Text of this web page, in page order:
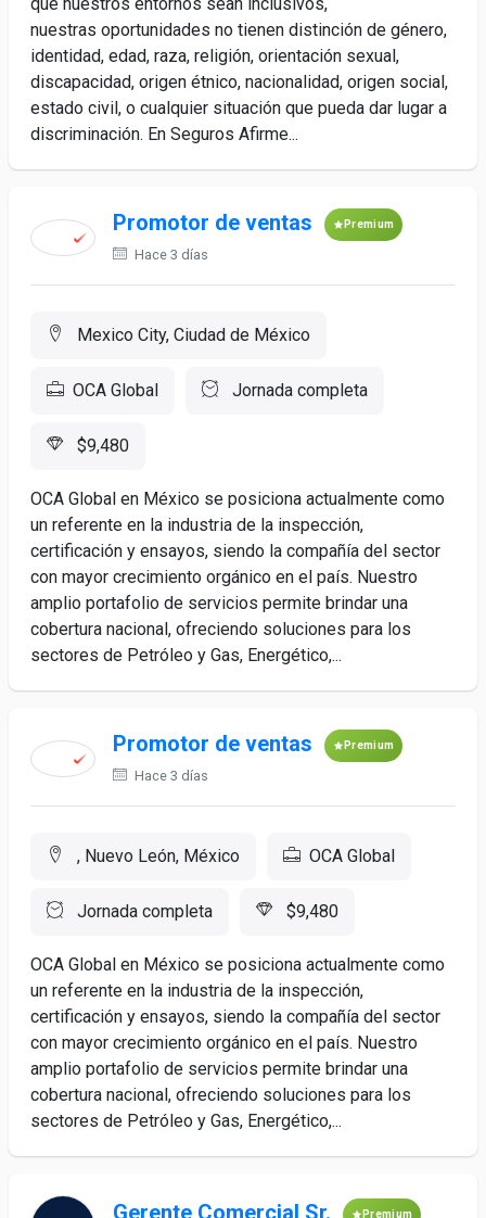
nuestras oportunidades no tienen distinción de género,
identidad, edad, raza, religión, orientación sexual,
discapacidad, origen étnico, nacionalidad, origen social,
estado civil, o cualquier situación que pueda dar lugar a
discriminación. En Seguros Afirme...
Promotor de ventas Premium
Hace 3 días
Mexico City, Ciudad de México
OCA Global Jornada completa
$9,480
OCA Global en México se posiciona actualmente como
un referente en la industria de la inspección,
certificación y ensayos, siendo la compañía del sector
con mayor crecimiento orgánico en el país. Nuestro
amplio portafolio de servicios permite brindar una
cobertura nacional, ofreciendo soluciones para los
sectores de Petróleo y Gas, Energético,...
Promotor de ventas Premium
Hace 3 días
, Nuevo León, México OCA Global
Jornada completa $9,480
OCA Global en México se posiciona actualmente como
un referente en la industria de la inspección,
certificación y ensayos, siendo la compañía del sector
con mayor crecimiento orgánico en el país. Nuestro
amplio portafolio de servicios permite brindar una
cobertura nacional, ofreciendo soluciones para los
sectores de Petróleo y Gas, Energético,...
Premium